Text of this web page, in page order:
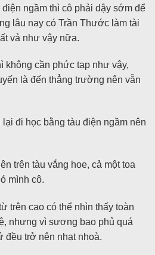
ngầm thì cô phải dậy sớm để
lâu nay có Trần Thước làm tài
vả như vậy nữa.
không cần phức tạp như vậy,
là đến thẳng trường nên vẫn
đi học bằng tàu điện ngầm nên
trên tàu vắng hoe, cả một toa
mình cô.
trên cao có thể nhìn thấy toàn
nhưng vì sương bao phủ quá
đều trở nên nhạt nhoà.